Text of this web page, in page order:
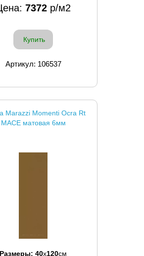
7372 р/м2
Купить
Артикул: 106537
Marazzi Momenti Ocra Rt
MACE матовая 6мм
Размеры: 40x120см